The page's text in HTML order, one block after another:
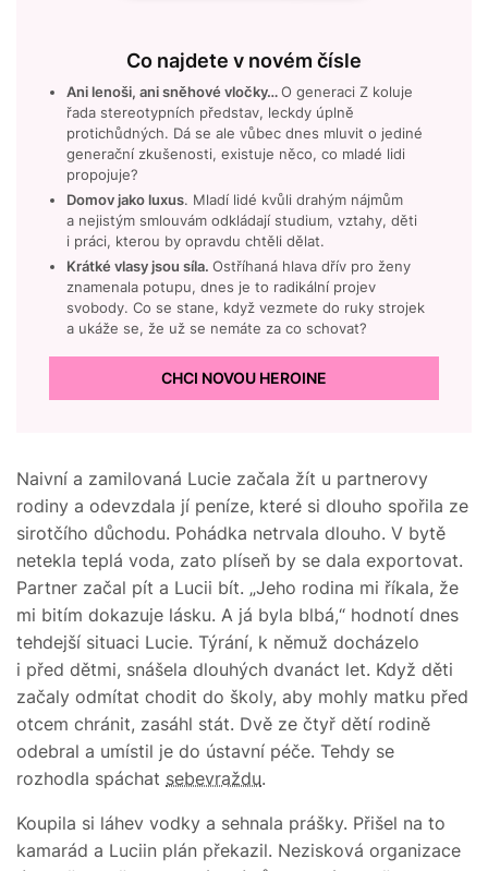
Co najdete v novém čísle
Ani lenoši, ani sněhové vločky…O generaci Z koluje
řada stereotypních představ, leckdy úplně
protichůdných. Dá se ale vůbec dnes mluvit o jediné
generační zkušenosti, existuje něco, co mladé lidi
propojuje?
Domov jako luxus. Mladí lidé kvůli drahým nájmům
a nejistým smlouvám odkládají studium, vztahy, děti
i práci, kterou by opravdu chtěli dělat.
Krátké vlasy jsou síla. Ostříhaná hlava dřív pro ženy
znamenala potupu, dnes je to radikální projev
svobody. Co se stane, když vezmete do ruky strojek
a ukáže se, že už se nemáte za co schovat?
CHCI NOVOU HEROINE
Naivní a zamilovaná Lucie začala žít u partnerovy
rodiny a odevzdala jí peníze, které si dlouho spořila ze
sirotčího důchodu. Pohádka netrvala dlouho. V bytě
netekla teplá voda, zato plíseň by se dala exportovat.
Partner začal pít a Lucii bít. „Jeho rodina mi říkala, že
mi bitím dokazuje lásku. A já byla blbá,“ hodnotí dnes
tehdejší situaci Lucie. Týrání, k němuž docházelo
i před dětmi, snášela dlouhých dvanáct let. Když děti
začaly odmítat chodit do školy, aby mohly matku před
otcem chránit, zasáhl stát. Dvě ze čtyř dětí rodině
odebral a umístil je do ústavní péče. Tehdy se
rozhodla spáchat sebevraždu.
Koupila si láhev vodky a sehnala prášky. Přišel na to
kamarád a Luciin plán překazil. Nezisková organizace